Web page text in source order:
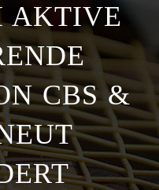
AKTIVE
CBS &